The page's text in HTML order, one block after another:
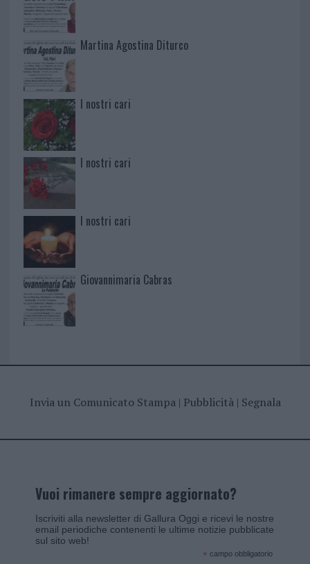
Martina Agostina Diturco
I nostri cari
I nostri cari
I nostri cari
Giovannimaria Cabras
Invia un Comunicato Stampa| Pubblicità| Segnala
Vuoi rimanere sempre aggiornato?
Iscriviti alla newsletter di Gallura Oggi e ricevi le nostre
email periodiche contenenti le ultime notizie pubblicate
sul sito web!
* campo obbligatorio